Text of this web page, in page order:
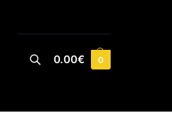
0.00€ 0